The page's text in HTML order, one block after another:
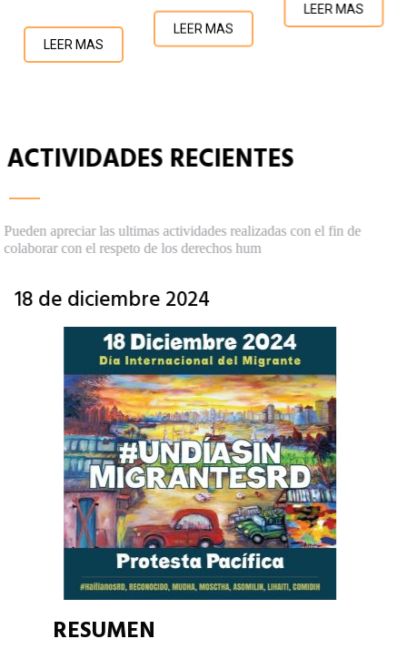
LEER MAS
LEER MAS
LEER MAS
ACTIVIDADES RECIENTES
Pueden apreciar las ultimas actividades realizadas con el fin de
colaborar con el respeto de los derechos hum
18 de diciembre 2024
RESUMEN